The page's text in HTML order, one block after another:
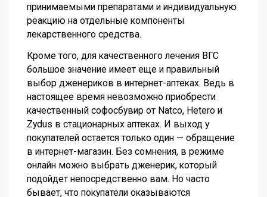
принимаемыми препаратами и индивидуальную
реакцию на отдельные компоненты
лекарственного средства.
Кроме того, для качественного лечения ВГС
большое значение имеет еще и правильный
выбор дженериков в интернет-аптеках. Ведь в
настоящее время невозможно приобрести
качественный софосбувир от Natco, Hetero и
Zydus в стационарных аптеках. И выход у
покупателей остается только один — обращение
в интернет-магазин. Без сомнения, в режиме
онлайн можно выбрать дженерик, который
подойдет непосредственно вам. Но часто
бывает, что покупатели оказываются